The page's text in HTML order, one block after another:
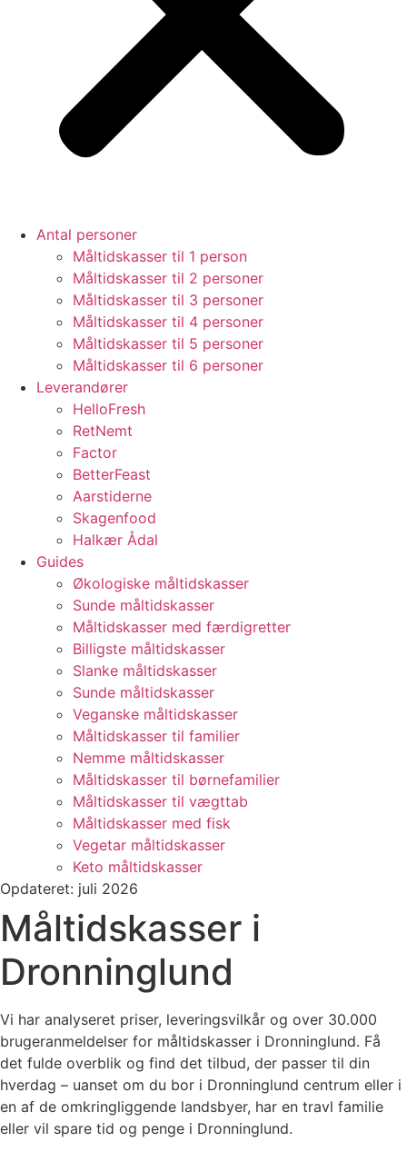
Antal personer
Måltidskasser til 1 person
Måltidskasser til 2 personer
Måltidskasser til 3 personer
Måltidskasser til 4 personer
Måltidskasser til 5 personer
Måltidskasser til 6 personer
Leverandører
HelloFresh
RetNemt
Factor
BetterFeast
Aarstiderne
Skagenfood
Halkær Ådal
Guides
Økologiske måltidskasser
Sunde måltidskasser
Måltidskasser med færdigretter
Billigste måltidskasser
Slanke måltidskasser
Sunde måltidskasser
Veganske måltidskasser
Måltidskasser til familier
Nemme måltidskasser
Måltidskasser til børnefamilier
Måltidskasser til vægttab
Måltidskasser med fisk
Vegetar måltidskasser
Keto måltidskasser
Opdateret: juli 2026
Måltidskasser i
Dronninglund
Vi har analyseret priser, leveringsvilkår og over 30.000
brugeranmeldelser for måltidskasser i Dronninglund. Få
det fulde overblik og find det tilbud, der passer til din
hverdag – uanset om du bor i Dronninglund centrum eller i
en af de omkringliggende landsbyer, har en travl familie
eller vil spare tid og penge i Dronninglund.